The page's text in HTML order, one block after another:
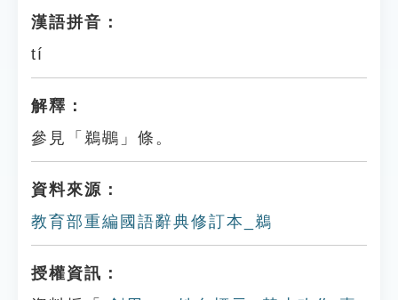
漢語拼音：
tí
解釋：
參見「鵜鶘」條。
資料來源：
教育部重編國語辭典修訂本_鵜
授權資訊：